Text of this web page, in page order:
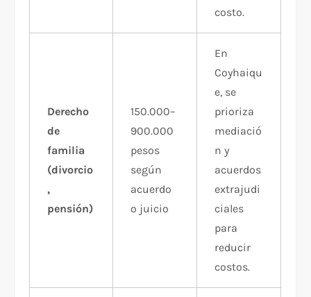
costo.
Derecho
de
familia
(divorcio
,
pensión)
150.000–
900.000
pesos
según
acuerdo
o juicio
En
Coyhaiqu
e, se
prioriza
mediació
n y
acuerdos
extrajudi
ciales
para
reducir
costos.